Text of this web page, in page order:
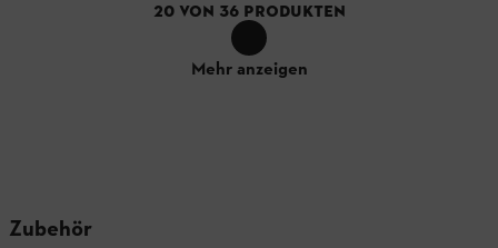
20 VON 36 PRODUKTEN
Mehr anzeigen
Zubehör